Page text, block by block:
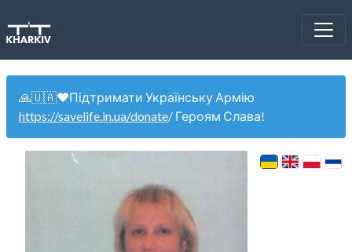
🙏🇺🇦❤️Підтримати Українську Армію
https://savelife.in.ua/donate/ Героям Слава!